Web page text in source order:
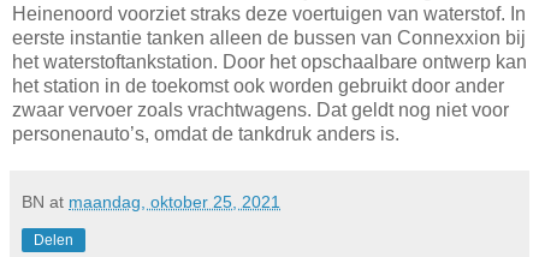
Heinenoord voorziet straks deze voertuigen van waterstof. In
eerste instantie tanken alleen de bussen van Connexxion bij
het waterstoftankstation. Door het opschaalbare ontwerp kan
het station in de toekomst ook worden gebruikt door ander
zwaar vervoer zoals vrachtwagens. Dat geldt nog niet voor
personenauto’s, omdat de tankdruk anders is.
BN at maandag, oktober 25, 2021
Delen